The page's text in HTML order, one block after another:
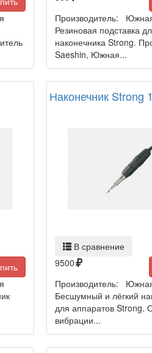
Производитель:
Резиновая подставка
наконечника Strong.
Saeshin, Южная...
Наконечник Strong
В сравнение
9500
Производитель:
Бесшумный и лёгкий
для аппаратов Strong.
вибрации...